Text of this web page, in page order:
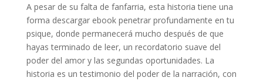
A pesar de su falta de fanfarria, esta historia tiene una
forma descargar ebook penetrar profundamente en tu
psique, donde permanecerá mucho después de que
hayas terminado de leer, un recordatorio suave del
poder del amor y las segundas oportunidades. La
historia es un testimonio del poder de la narración, con